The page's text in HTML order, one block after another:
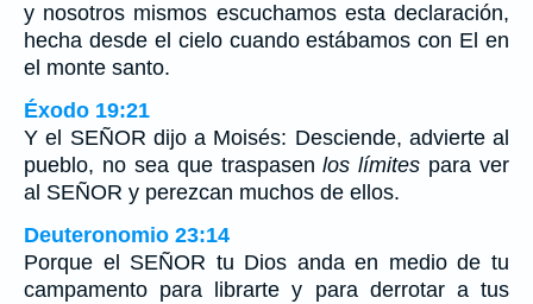
y nosotros mismos escuchamos esta declaración,
hecha desde el cielo cuando estábamos con El en
el monte santo.
Éxodo 19:21
Y el SEÑOR dijo a Moisés: Desciende, advierte al
pueblo, no sea que traspasenlos límites para ver
al SEÑOR y perezcan muchos de ellos.
Deuteronomio 23:14
Porque el SEÑOR tu Dios anda en medio de tu
campamento para librarte y para derrotar a tus